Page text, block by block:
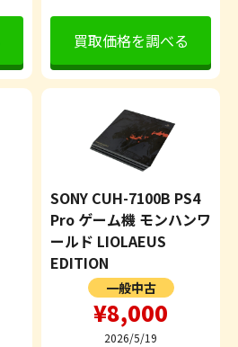
買取価格を調べる
SONY CUH-7100B PS4
Pro ゲーム機 モンハンワ
ールド LIOLAEUS
EDITION
一般中古
¥8,000
2026/5/19